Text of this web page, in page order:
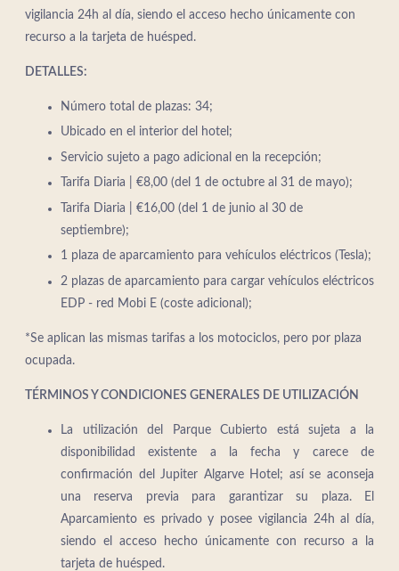
vigilancia 24h al día, siendo el acceso hecho únicamente con
recurso a la tarjeta de huésped.
DETALLES:
Número total de plazas: 34;
Ubicado en el interior del hotel;
Servicio sujeto a pago adicional en la recepción;
Tarifa Diaria | €8,00 (del 1 de octubre al 31 de mayo);
Tarifa Diaria | €16,00 (del 1 de junio al 30 de
septiembre);
1 plaza de aparcamiento para vehículos eléctricos (Tesla);
2 plazas de aparcamiento para cargar vehículos eléctricos
EDP - red Mobi E (coste adicional);
*Se aplican las mismas tarifas a los motociclos, pero por plaza
ocupada.
TÉRMINOS Y CONDICIONES GENERALES DE UTILIZACIÓN
La utilización del Parque Cubierto está sujeta a la
disponibilidad existente a la fecha y carece de
confirmación del Jupiter Algarve Hotel; así se aconseja
una reserva previa para garantizar su plaza. El
Aparcamiento es privado y posee vigilancia 24h al día,
siendo el acceso hecho únicamente con recurso a la
tarjeta de huésped.